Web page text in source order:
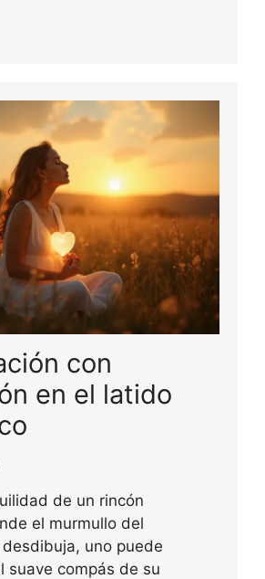
con
en el latido
de un rincón
el murmullo del
uno puede
suave compás de su